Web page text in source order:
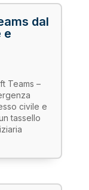
dal
e
Teams –
civile e
tassello